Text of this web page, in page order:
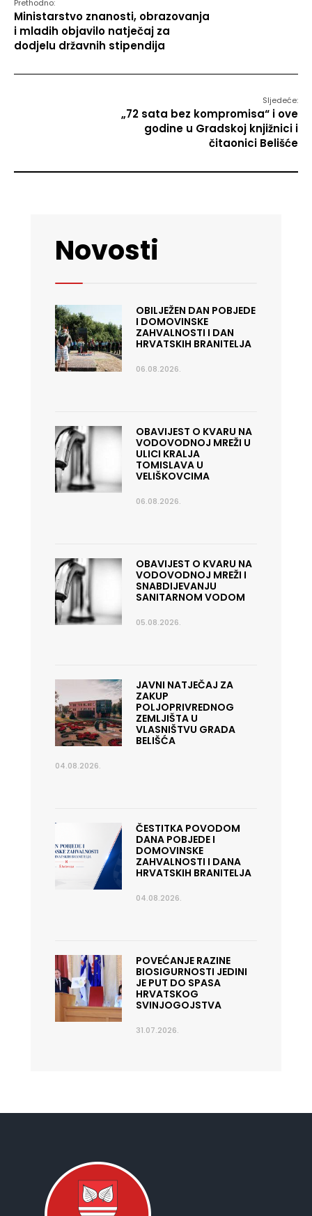
Prethodno:
Ministarstvo znanosti, obrazovanja
i mladih objavilo natječaj za
dodjelu državnih stipendija
Sljedeće:
„72 sata bez kompromisa“ i ove
godine u Gradskoj knjižnici i
čitaonici Belišće
Novosti
OBILJEŽEN DAN POBJEDE
I DOMOVINSKE
ZAHVALNOSTI I DAN
HRVATSKIH BRANITELJA
06.08.2026.
OBAVIJEST O KVARU NA
VODOVODNOJ MREŽI U
ULICI KRALJA
TOMISLAVA U
VELIŠKOVCIMA
06.08.2026.
OBAVIJEST O KVARU NA
VODOVODNOJ MREŽI I
SNABDIJEVANJU
SANITARNOM VODOM
05.08.2026.
JAVNI NATJEČAJ ZA
ZAKUP
POLJOPRIVREDNOG
ZEMLJIŠTA U
VLASNIŠTVU GRADA
BELIŠĆA
04.08.2026.
ČESTITKA POVODOM
DANA POBJEDE I
DOMOVINSKE
ZAHVALNOSTI I DANA
HRVATSKIH BRANITELJA
04.08.2026.
POVEĆANJE RAZINE
BIOSIGURNOSTI JEDINI
JE PUT DO SPASA
HRVATSKOG
SVINJOGOJSTVA
31.07.2026.